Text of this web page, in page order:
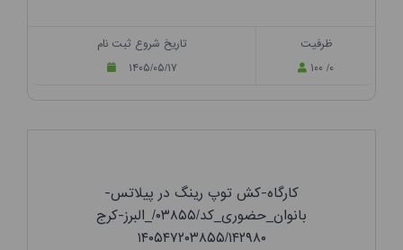
تاریخ شروع ثبت نام
۱۴۰۵/۰۵/۱۷
ظرفیت
۱۰۰ /۰
کارگاه-کش توپ رینگ در پیلاتس-
بانوان_حضوری_کد/۰۳۸۵۵/_البرز-کرج
۱۴۰۵۴۷۲۰۳۸۵۵/۱۴۲۹۸۰